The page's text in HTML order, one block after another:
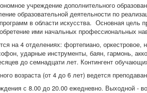
учреждение дополнительного
образовательной деятельности по
в области искусства. Основная цель
ими начальных профессиональных
на 4 отделениях: фортепиано,
ударные инструменты, баян, гармонь,
до семнадцати лет. Контингент
возраста (от 4 до 6 лет) ведется
с 8.00 до 20.00 ежедневно. Выходной -